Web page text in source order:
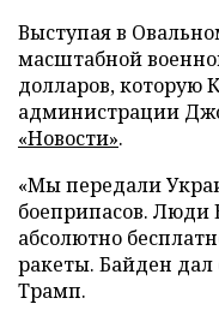
Выступая в
масштабной
долларов, которую
администрации
«Новости».
«Мы передали
боеприпасов. Люди
абсолютно
ракеты. Байден дал
Трамп.